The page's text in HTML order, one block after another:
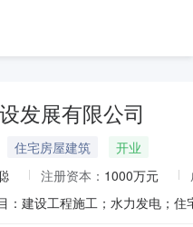
发展有限公司
住宅房屋建筑
开业
注册资本： 1000万元